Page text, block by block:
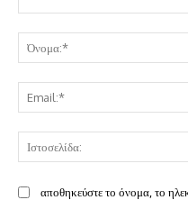
αποθηκεύστε το όνομα, το